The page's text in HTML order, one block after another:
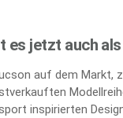
es jetzt auch
auf dem Markt,
inspirierten